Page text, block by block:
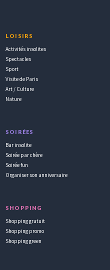
LOISIRS
Activités insolites
Spectacles
Sport
Visite de Paris
Art / Culture
Nature
SOIRÉES
Bar insolite
Soirée par chère
Soirée fun
Organiser son anniversaire
SHOPPING
Shopping gratuit
Shopping promo
Shopping green